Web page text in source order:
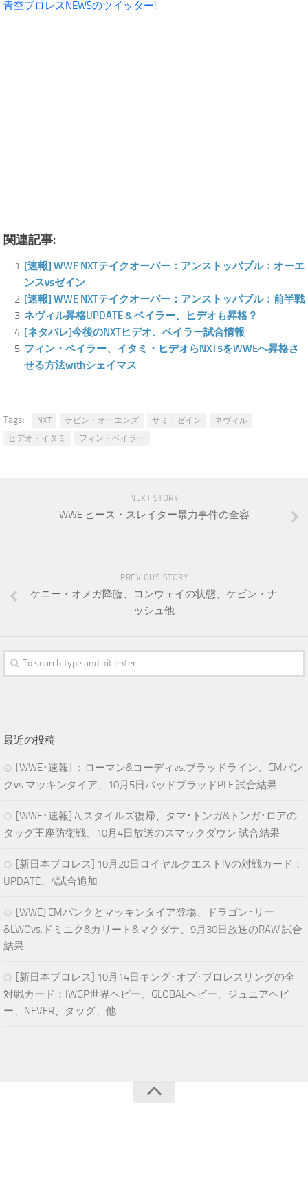
青空プロレスNEWSのツイッター!
関連記事:
[速報] WWE NXTテイクオーバー：アンストッパブル：オーエ
ンスvsゼイン
[速報] WWE NXTテイクオーバー：アンストッパブル：前半戦
ネヴィル昇格UPDATE & ベイラー、ヒデオも昇格？
[ネタバレ]今後のNXTヒデオ、ベイラー試合情報
フィン・ベイラー、イタミ・ヒデオらNXT5をWWEへ昇格さ
せる方法withシェイマス
Tags: NXT ケビン・オーエンズ サミ・ゼイン
ネヴィル
ヒデオ・イタミ
フィン・ベイラー
NEXT STORY
WWE ヒース・スレイター暴力事件の全容
PREVIOUS STORY
ケニー・オメガ降臨、コンウェイの状態、ケビン・ナ
ッシュ他
最近の投稿
[WWE･速報] ：ローマン&コーディvs.ブラッドライン、CMパン
クvs.マッキンタイア、10月5日バッドブラッドPLE 試合結果
[WWE･速報] AJスタイルズ復帰、タマ･トンガ&トンガ･ロアの
タッグ王座防衛戦、10月4日放送のスマックダウン 試合結果
[新日本プロレス] 10月20日ロイヤルクエストIVの対戦カード：
UPDATE、4試合追加
[WWE] CMパンクとマッキンタイア登場、ドラゴン･リー
&LWOvs.ドミニク&カリート&マクダナ、9月30日放送のRAW 試合
結果
[新日本プロレス] 10月14日キング･オブ･プロレスリングの全
対戦カード：IWGP世界ヘビー、GLOBALヘビー、ジュニアヘビ
ー、NEVER、タッグ、他